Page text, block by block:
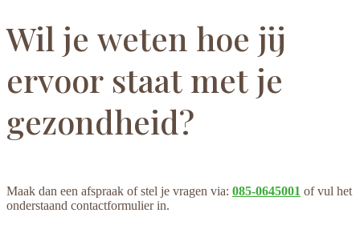
Wil je weten hoe jij
ervoor staat met je
gezondheid?
Maak dan een afspraak of stel je vragen via: 085-0645001 of vul het
onderstaand contactformulier in.